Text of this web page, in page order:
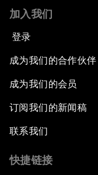
加入我们
登录
成为我们的合作伙伴
成为我们的会员
订阅我们的新闻稿
联系我们
快捷链接